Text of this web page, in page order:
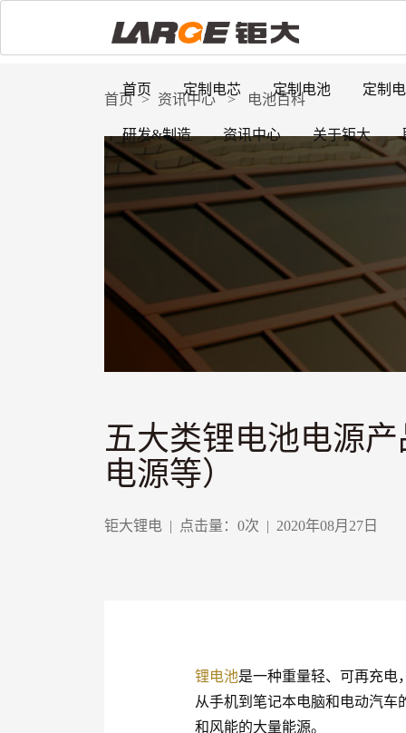
首页 定制电芯 定制电池 定制
研发&制造 资讯中心 关于钜大
首页 > 资讯中心 > 电池百科
五大类锂电池电源
电源等）
钜大锂电 | 点击量： 0次 | 2020年08月27日
锂电池是一种重量轻、可再充电
从手机到笔记本电脑和电动汽
和风能的大量能源。